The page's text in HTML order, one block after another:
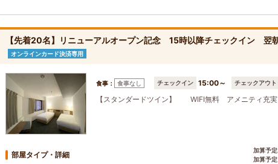
【先着20名】リニューアルオープン記念 15時以降チェックイン 翌
オンラインカード決済専用
食事： 食事なし チェックイン 15:00～ チェックアウト
【スタンダードツイン】 WIFI無料 アメニティ充実
部屋タイプ・詳細
加算予
加算予